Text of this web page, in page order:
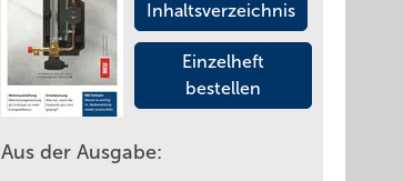
Inhaltsverzeichnis
Einzelheft
bestellen
Aus der Ausgabe: